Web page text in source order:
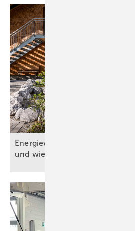
Energiewende: Wo s teht d ie
und wie geht es